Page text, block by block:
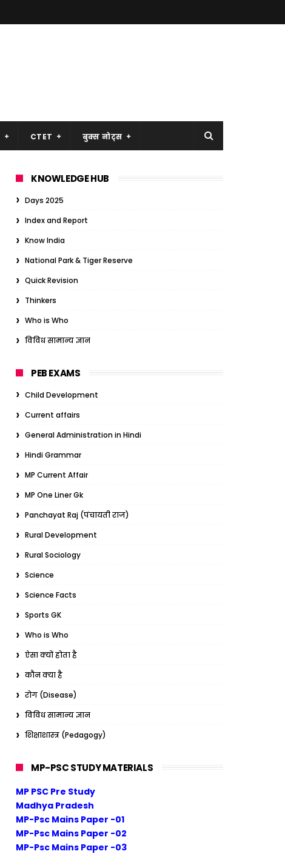
CTET बुक्स नोट्स
KNOWLEDGE HUB
Days 2025
Index and Report
Know India
National Park & Tiger Reserve
Quick Revision
Thinkers
Who is Who
विविध सामान्य ज्ञान
PEB EXAMS
Child Development
Current affairs
General Administration in Hindi
Hindi Grammar
MP Current Affair
MP One Liner Gk
Panchayat Raj (पंचायती राज)
Rural Development
Rural Sociology
Science
Science Facts
Sports GK
Who is Who
ऐसा क्यों होता है
कौन क्या है
रोग (Disease)
विविध सामान्य ज्ञान
शिक्षाशास्त्र (Pedagogy)
MP-PSC STUDY MATERIALS
MP PSC Pre Study
Madhya Pradesh
MP-Psc Mains Paper -01
MP-Psc Mains Paper -02
MP-Psc Mains Paper -03